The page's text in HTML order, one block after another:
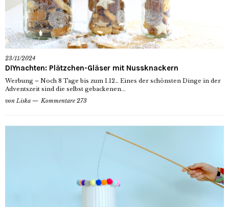
23/11/2024
DIYnachten: Plätzchen-Gläser mit Nussknackern
Werbung – Noch 8 Tage bis zum 1.12… Eines der schönsten Dinge in der
Adventszeit sind die selbst gebackenen...
von Liska Kommentare 273